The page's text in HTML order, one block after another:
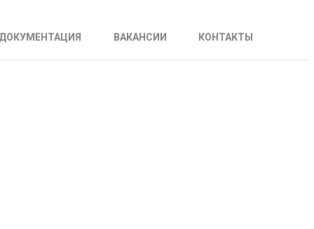
ДОКУМЕНТАЦИЯ ВАКАНСИИ КОНТАКТЫ